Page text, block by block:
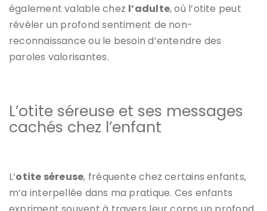
également valable chez l’adulte, où l’otite peut
révéler un profond sentiment de non-
reconnaissance ou le besoin d’entendre des
paroles valorisantes.
L’otite séreuse et ses messages
cachés chez l’enfant
L’otite séreuse, fréquente chez certains enfants,
m’a interpellée dans ma pratique. Ces enfants